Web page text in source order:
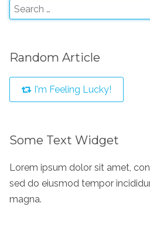
Random Article
I'm Feeling Lucky!
Some Text Widget
Lorem ipsum dolor sit amet,
sed do eiusmod tempor
magna.